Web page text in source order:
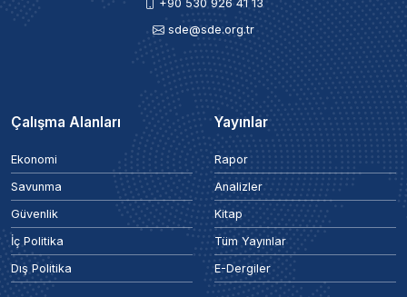
+90 530 926 41 13
sde@sde.org.tr
Çalışma Alanları
Ekonomi
Savunma
Güvenlik
İç Politika
Dış Politika
Yayınlar
Rapor
Analizler
Kitap
Tüm Yayınlar
E-Dergiler